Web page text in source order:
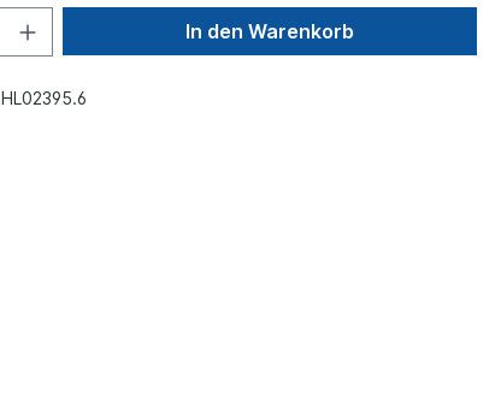
In den Warenkorb
HL02395.6